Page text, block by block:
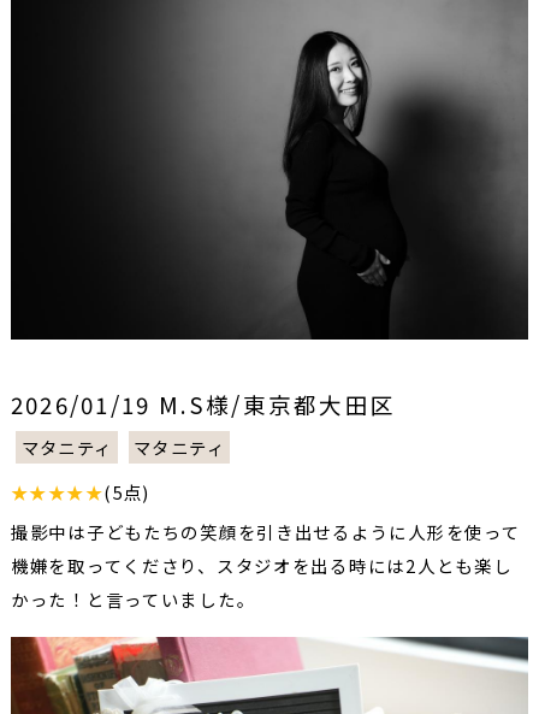
2026/01/19 M.S様/東京都大田区
マタニティ
マタニティ
★★★★★(5点)
撮影中は子どもたちの笑顔を引き出せるように人形を使って
機嫌を取ってくださり、スタジオを出る時には2人とも楽し
かった！と言っていました。